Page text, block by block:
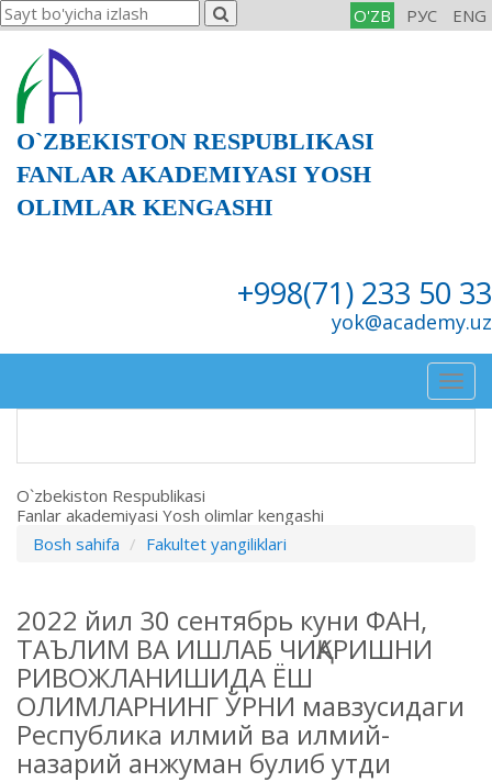
O'ZB РУС ENG
O`ZBEKISTON RESPUBLIKASI
FANLAR AKADEMIYASI YOSH
OLIMLAR KENGASHI
+998(71) 233 50 33
yok@academy.uz
O`zbekiston Respublikasi
Fanlar akademiyasi Yosh olimlar kengashi
Bosh sahifa
Fakultet yangiliklari
2022 йил 30 сентябрь куни ФАН,
ТАЪЛИМ ВА ИШЛАБ ЧИҚАРИШНИ
РИВОЖЛАНИШИДА ЁШ
ОЛИМЛАРНИНГ ЎРНИ мавзусидаги
Республика илмий ва илмий-
назарий анжуман булиб утди